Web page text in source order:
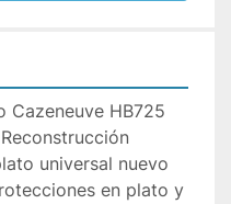
Cazeneuve HB725
universal nuevo
en plato y